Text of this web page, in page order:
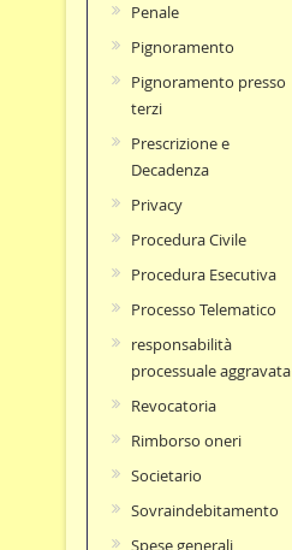
Penale
Pignoramento
Pignoramento presso
terzi
Prescrizione e
Decadenza
Privacy
Procedura Civile
Procedura Esecutiva
Processo Telematico
responsabilità
processuale aggravata
Revocatoria
Rimborso oneri
Societario
Sovraindebitamento